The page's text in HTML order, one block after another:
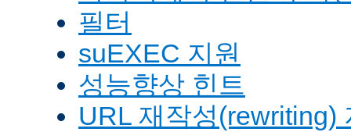
필터
suEXEC 지원
성능향상 힌트
URL 재작성(rewriting)